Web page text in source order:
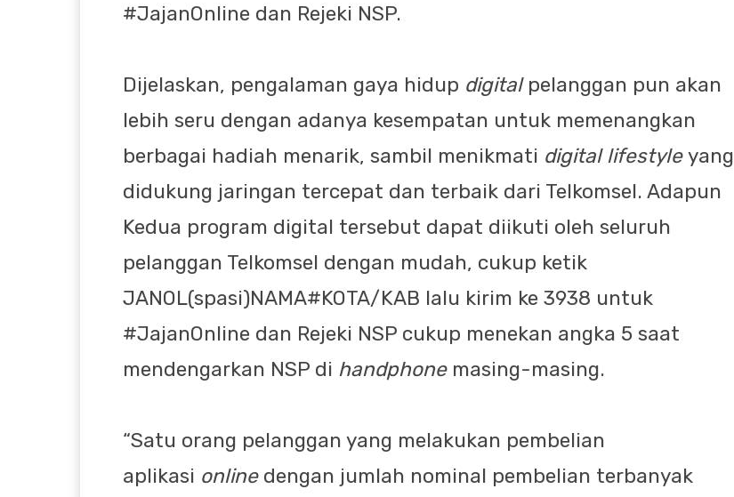
#JajanOnline dan Rejeki NSP.
Dijelaskan, pengalaman gaya hidup digital pelanggan pun akan
lebih seru dengan adanya kesempatan untuk memenangkan
berbagai hadiah menarik, sambil menikmati digital lifestyleyang
didukung jaringan tercepat dan terbaik dari Telkomsel. Adapun
Kedua program digital tersebut dapat diikuti oleh seluruh
pelanggan Telkomsel dengan mudah, cukup ketik
JANOL(spasi)NAMA#KOTA/KAB lalu kirim ke 3938 untuk
#JajanOnline dan Rejeki NSP cukup menekan angka 5 saat
mendengarkan NSP di handphone masing-masing.
“Satu orang pelanggan yang melakukan pembelian
aplikasi online dengan jumlah nominal pembelian terbanyak